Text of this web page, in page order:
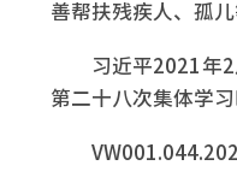
善帮扶残疾人、孤儿
习近平2021年
第二十八次集体学